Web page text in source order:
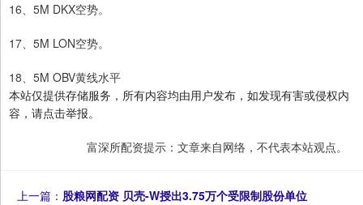
16、5M DKX空势。
17、5M LON空势。
18、5M OBV黄线水平
本站仅提供存储服务，所有内容均由用户发布，如发现有害或侵权内
容，请点击举报。
富深所配资提示：文章来自网络，不代表本站观点。
上一篇： 股粮网配资 贝壳-W授出3.75万个受限制股份单位